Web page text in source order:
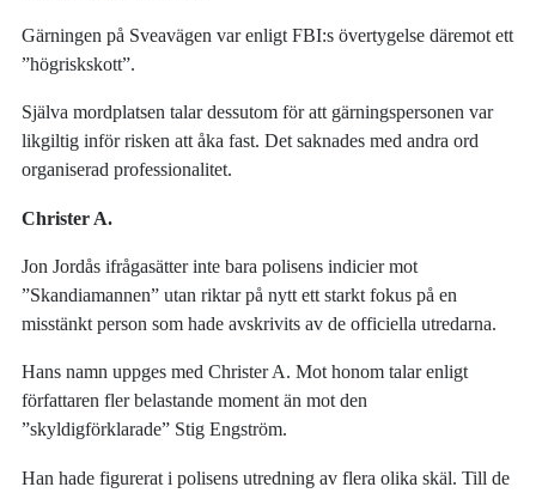
Gärningen på Sveavägen var enligt FBI:s övertygelse däremot ett
”högriskskott”.
Själva mordplatsen talar dessutom för att gärningspersonen var
likgiltig inför risken att åka fast. Det saknades med andra ord
organiserad professionalitet.
Christer A.
Jon Jordås ifrågasätter inte bara polisens indicier mot
”Skandiamannen” utan riktar på nytt ett starkt fokus på en
misstänkt person som hade avskrivits av de officiella utredarna.
Hans namn uppges med Christer A. Mot honom talar enligt
författaren fler belastande moment än mot den
”skyldigförklarade” Stig Engström.
Han hade figurerat i polisens utredning av flera olika skäl. Till de